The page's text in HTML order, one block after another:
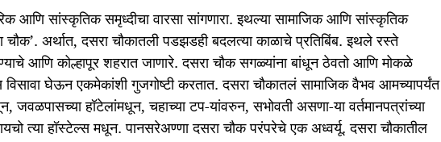
आणि सांस्कृतिक समृध्दीचा वारसा सांगणारा. इथल्या सामाजिक आणि सांस्कृतिक
चौक’. अर्थात, दसरा चौकातली पडझडही बदलत्या काळाचे प्रतिबिंब. इथले रस्ते
आणि कोल्हापूर शहरात जाणारे. दसरा चौक सगळ्यांना बांधून ठेवतो आणि मोकळे
विसावा घेऊन एकमेकांशी गुजगोष्टी करतात. दसरा चौकातलं सामाजिक वैभव आमच्यापर्यंत
जवळपासच्या हॉटेलांमधून, चहाच्या टप-यांवरुन, सभोवती असणा-या वर्तमानपत्रांच्या
त्या हॉस्टेल्स मधून. पानसरेअण्णा दसरा चौक परंपरेचे एक अध्वर्यू. दसरा चौकातील